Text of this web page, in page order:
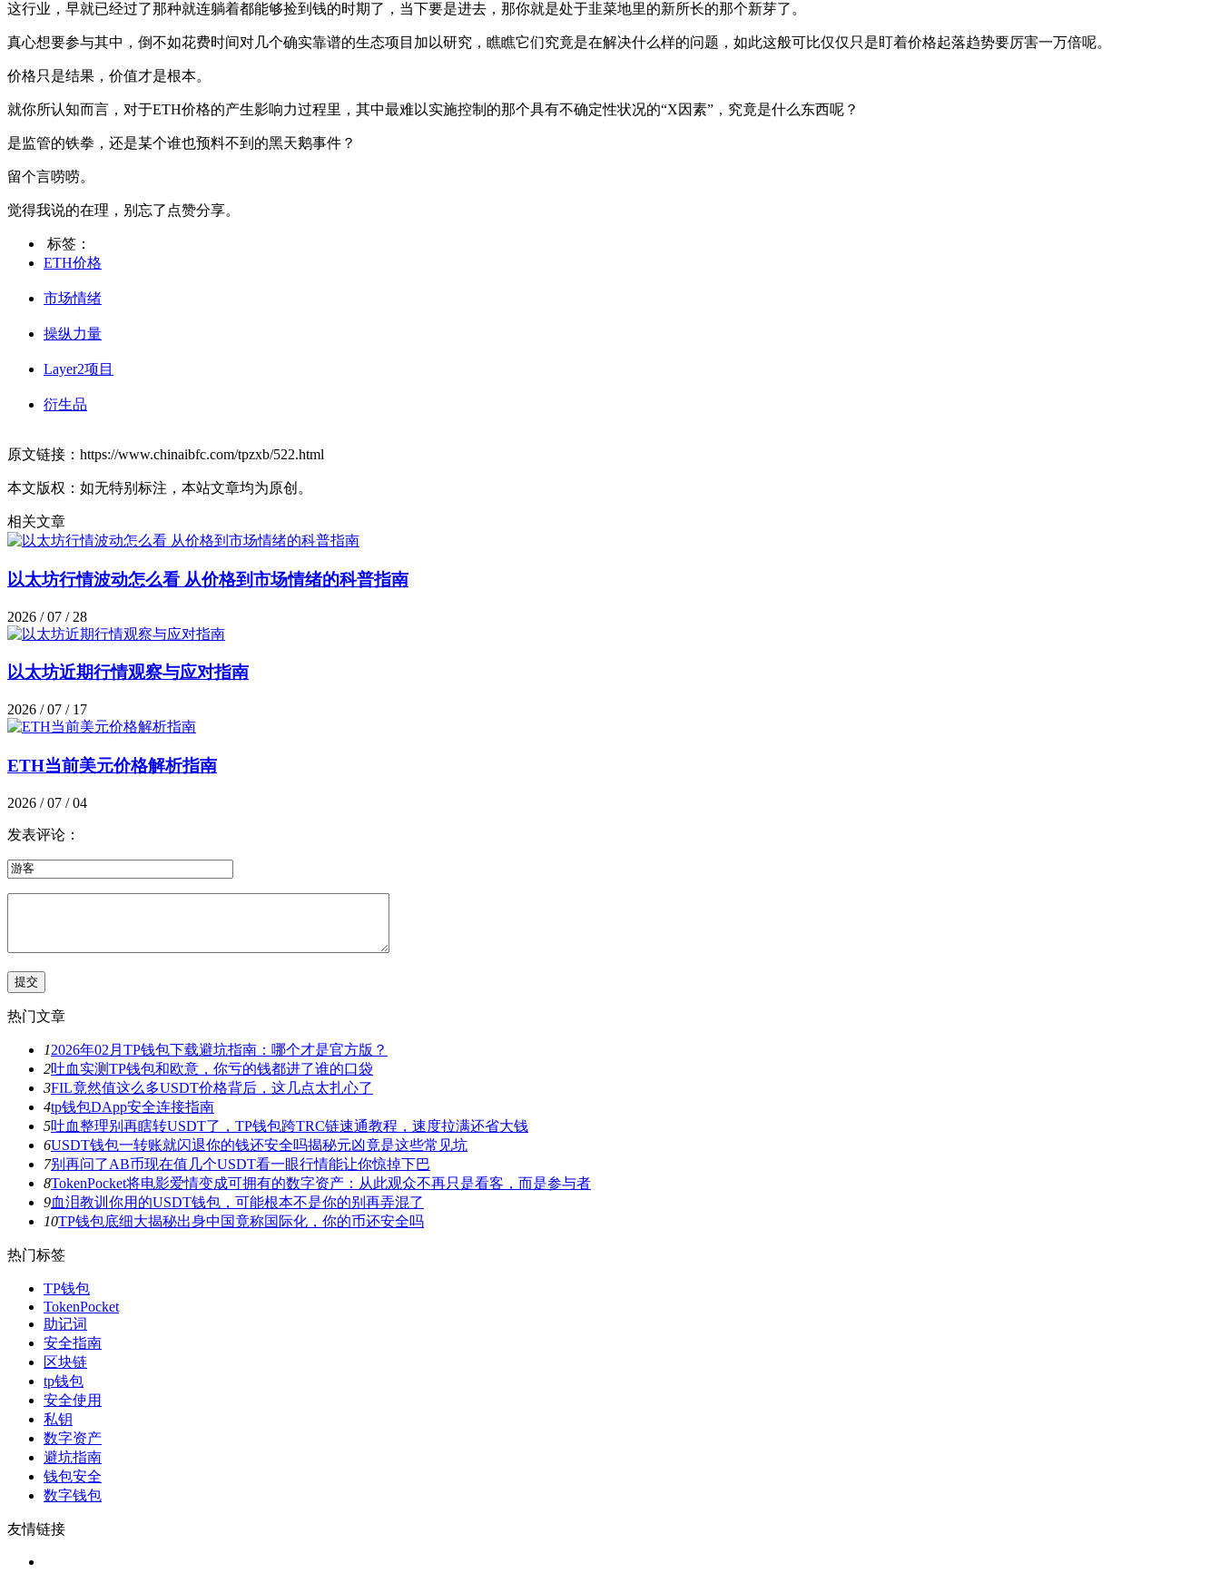
这行业，早就已经过了那种就连躺着都能够捡到钱的时期了，当下要是进去，那你就是处于韭菜地里的新所长的那个新芽了。
真心想要参与其中，倒不如花费时间对几个确实靠谱的生态项目加以研究，瞧瞧它们究竟是在解决什么样的问题，如此这般可比仅仅只是盯着价格起落趋势要厉害一万倍呢。
价格只是结果，价值才是根本。
就你所认知而言，对于ETH价格的产生影响力过程里，其中最难以实施控制的那个具有不确定性状况的“X因素”，究竟是什么东西呢？
是监管的铁拳，还是某个谁也预料不到的黑天鹅事件？
留个言唠唠。
觉得我说的在理，别忘了点赞分享。
标签：
ETH价格
市场情绪
操纵力量
Layer2项目
衍生品
原文链接：https://www.chinaibfc.com/tpzxb/522.html
本文版权：如无特别标注，本站文章均为原创。
相关文章
以太坊行情波动怎么看 从价格到市场情绪的科普指南
2026 / 07 / 28
以太坊近期行情观察与应对指南
2026 / 07 / 17
ETH当前美元价格解析指南
2026 / 07 / 04
发表评论：
热门文章
12026年02月TP钱包下载避坑指南：哪个才是官方版？
2吐血实测TP钱包和欧意，你亏的钱都进了谁的口袋
3FIL竟然值这么多USDT价格背后，这几点太扎心了
4tp钱包DApp安全连接指南
5吐血整理别再瞎转USDT了，TP钱包跨TRC链速通教程，速度拉满还省大钱
6USDT钱包一转账就闪退你的钱还安全吗揭秘元凶竟是这些常见坑
7别再问了AB币现在值几个USDT看一眼行情能让你惊掉下巴
8TokenPocket将电影爱情变成可拥有的数字资产：从此观众不再只是看客，而是参与者
9血泪教训你用的USDT钱包，可能根本不是你的别再弄混了
10TP钱包底细大揭秘出身中国竟称国际化，你的币还安全吗
热门标签
TP钱包
TokenPocket
助记词
安全指南
区块链
tp钱包
安全使用
私钥
数字资产
避坑指南
钱包安全
数字钱包
友情链接